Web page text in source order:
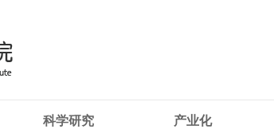
科学研究 产业化